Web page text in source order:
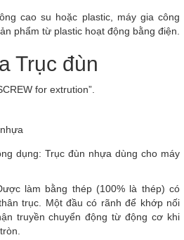
cao su hoặc plastic, máy gia công
phẩm từ plastic hoạt động bằng điện.
Trục đùn
for extrution”.
dụng: Trục đùn nhựa dùng cho máy
làm bằng thép (100% là thép) có
trục. Một đầu có rãnh để khớp nối
truyền chuyển động từ động cơ khi
tròn.